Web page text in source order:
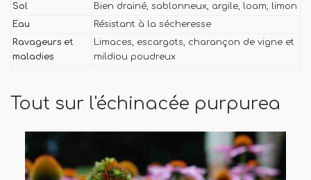
Sol
Bien drainé, sablonneux, argile, loam, limon
Eau
Résistant à la sécheresse
Ravageurs et
maladies
Limaces, escargots, charançon de vigne et
mildiou poudreux
Tout sur l'échinacée purpurea